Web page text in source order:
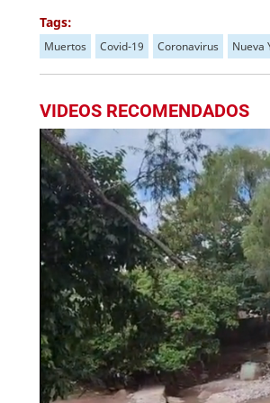
Tags:
Muertos Covid-19 Coronavirus Nueva
VIDEOS RECOMENDADOS